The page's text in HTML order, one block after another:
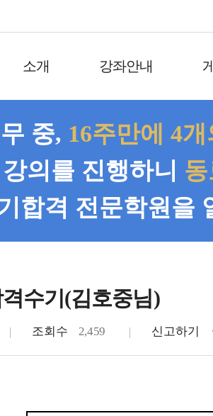
소개 강좌안내
중, 16주만에 4
의를 진행하니
합격 전문학원을
수기(김호중님)
조회수 2,459 신고하기